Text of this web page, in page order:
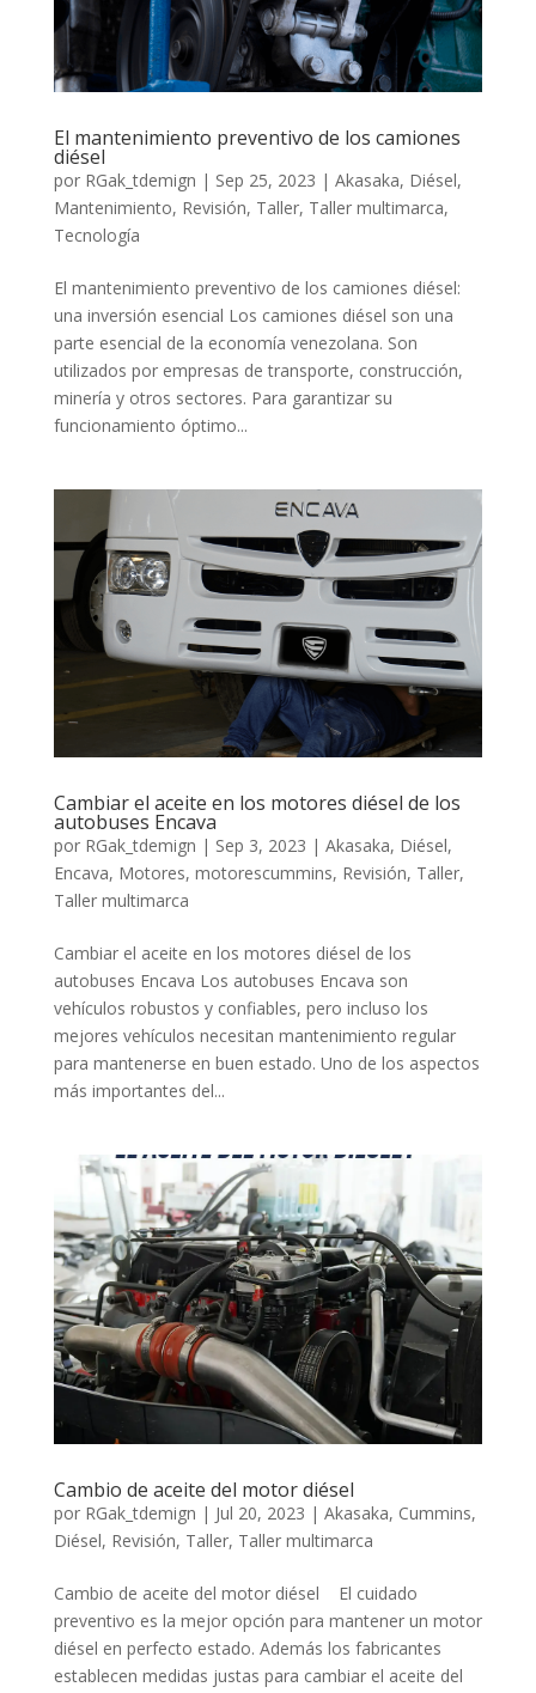
El mantenimiento preventivo de los camiones
diésel
por RGak_tdemign | Sep 25, 2023 | Akasaka, Diésel,
Mantenimiento, Revisión, Taller, Taller multimarca,
Tecnología
El mantenimiento preventivo de los camiones diésel:
una inversión esencial Los camiones diésel son una
parte esencial de la economía venezolana. Son
utilizados por empresas de transporte, construcción,
minería y otros sectores. Para garantizar su
funcionamiento óptimo...
Cambiar el aceite en los motores diésel de los
autobuses Encava
por RGak_tdemign | Sep 3, 2023 | Akasaka, Diésel,
Encava, Motores, motorescummins, Revisión, Taller,
Taller multimarca
Cambiar el aceite en los motores diésel de los
autobuses Encava Los autobuses Encava son
vehículos robustos y confiables, pero incluso los
mejores vehículos necesitan mantenimiento regular
para mantenerse en buen estado. Uno de los aspectos
más importantes del...
Cambio de aceite del motor diésel
por RGak_tdemign | Jul 20, 2023 | Akasaka, Cummins,
Diésel, Revisión, Taller, Taller multimarca
Cambio de aceite del motor diésel El cuidado
preventivo es la mejor opción para mantener un motor
diésel en perfecto estado. Además los fabricantes
establecen medidas justas para cambiar el aceite del